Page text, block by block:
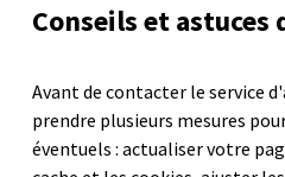
Conseils et astuces
Avant de contacter le service
prendre plusieurs mesures
éventuels : actualiser votre